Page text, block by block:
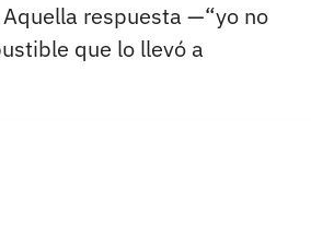
respuesta —“yo no
que lo llevó a